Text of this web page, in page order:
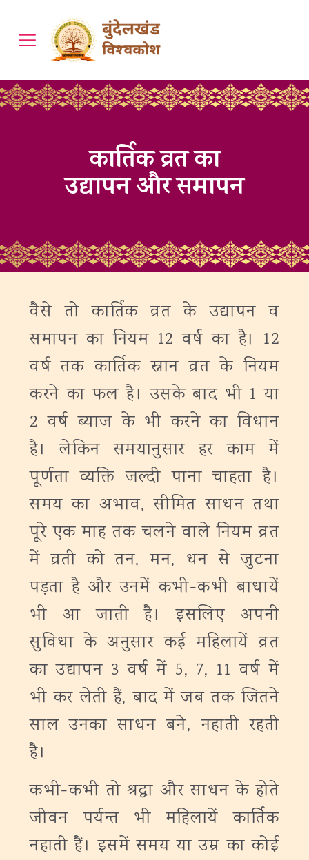
कार्तिक व्रत का
उद्यापन और समापन
वैसे तो कार्तिक व्रत के उद्यापन व
समापन का नियम 12 वर्ष का है। 12
वर्ष तक कार्तिक स्नान व्रत के नियम
करने का फल है। उसके बाद भी 1 या
2 वर्ष ब्याज के भी करने का विधान
है। लेकिन समयानुसार हर काम में
पूर्णता व्यक्ति जल्दी पाना चाहता है।
समय का अभाव, सीमित साधन तथा
पूरे एक माह तक चलने वाले नियम व्रत
में व्रती को तन, मन, धन से जुटना
पड़ता है और उनमें कभी-कभी बाधायें
भी आ जाती है। इसलिए अपनी
सुविधा के अनुसार कई महिलायें व्रत
का उद्यापन 3 वर्ष में 5, 7, 11 वर्ष में
भी कर लेती हैं, बाद में जब तक जितने
साल उनका साधन बने, नहाती रहती
है।
कभी-कभी तो श्रद्धा और साधन के होते
जीवन पर्यन्त भी महिलायें कार्तिक
नहाती हैं। इसमें समय या उम्र का कोई